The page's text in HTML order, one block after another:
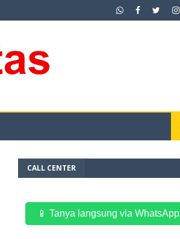
CALL CENTER
📱 Tanya langsung via WhatsApp